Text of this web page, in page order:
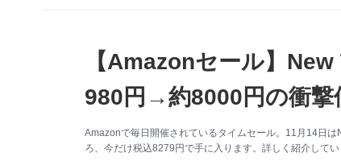
【Amazonセール】
980円→約8000円の衝撃
Amazonで毎日開催されているタイムセール。11月14日
ろ、今だけ税込8279円で手に入ります。詳しく紹介して